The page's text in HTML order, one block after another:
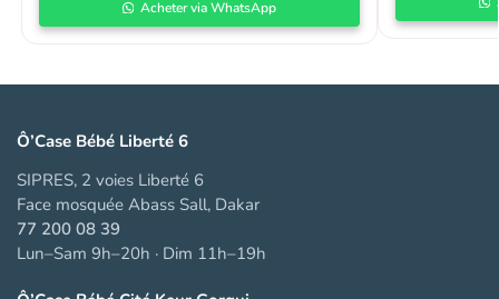
Acheter via WhatsApp
Ô’Case Bébé Liberté 6
SIPRES, 2 voies Liberté 6
Face mosquée Abass Sall, Dakar
77 200 08 39
Lun–Sam 9h–20h · Dim 11h–19h